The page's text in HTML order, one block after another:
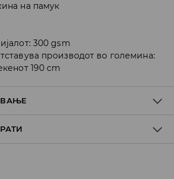
на памук
300 gsm
производот во големина:
190 cm
40% POLYESTER